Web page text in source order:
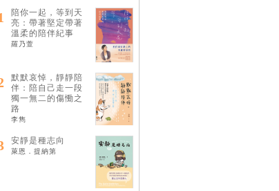
陪你一起，等到天
亮：帶著堅定帶著
溫柔的陪伴紀事
羅乃萱
默默哀悼，靜靜陪
伴：陪自己走一段
獨一無二的傷慟之
路
李雋
安靜是種志向
萊恩．提納第